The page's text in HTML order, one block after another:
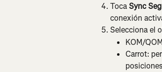
Toca Sync
conexión
Selecciona el
KOM/
Carrot: